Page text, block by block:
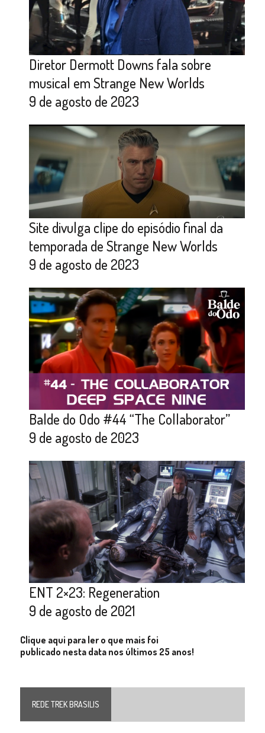
Diretor Dermott Downs fala sobre
musical em Strange New Worlds
9 de agosto de 2023
Site divulga clipe do episódio final da
temporada de Strange New Worlds
9 de agosto de 2023
Balde do Odo #44 “The Collaborator”
9 de agosto de 2023
ENT 2×23: Regeneration
9 de agosto de 2021
Clique aqui para ler o que mais foi
publicado nesta data nos últimos 25 anos!
REDE TREK BRASILIS